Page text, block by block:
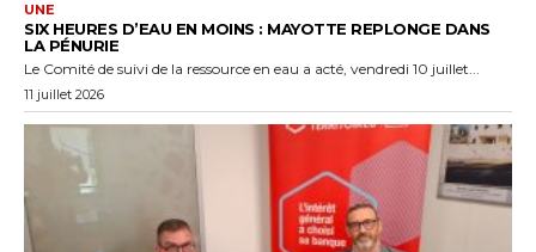
UNE
SIX HEURES D’EAU EN MOINS : MAYOTTE REPLONGE DANS
LA PÉNURIE
Le Comité de suivi de la ressource en eau a acté, vendredi 10 juillet...
11 juillet 2026